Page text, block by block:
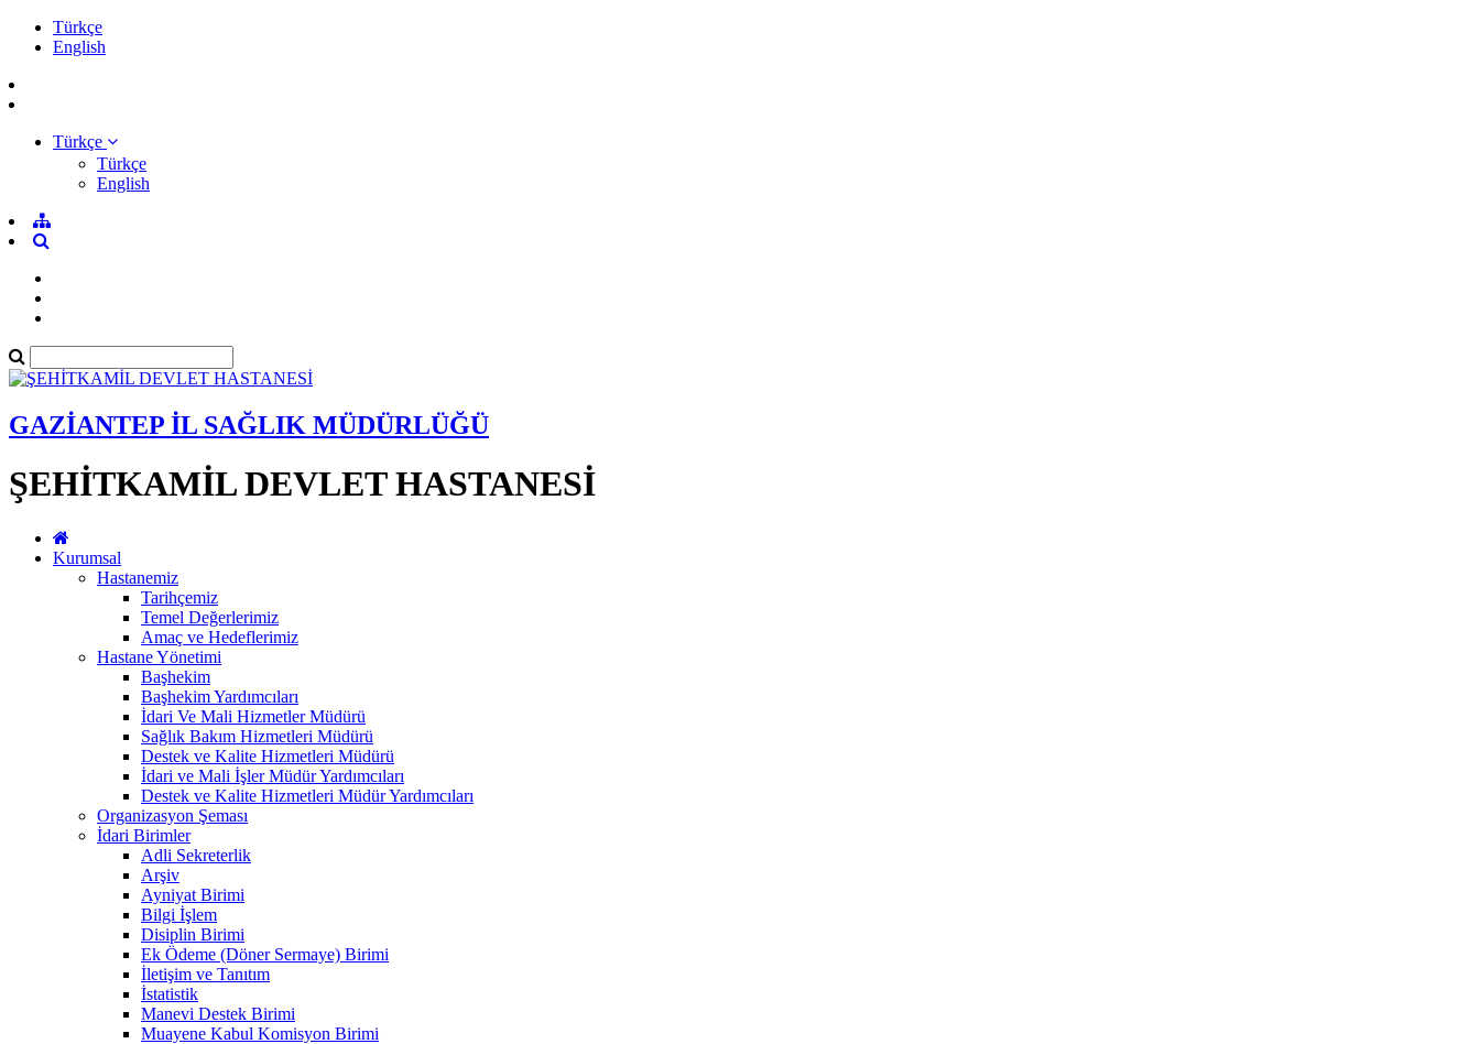
Türkçe
English
Türkçe
Türkçe
English
GAZİANTEP İL SAĞLIK MÜDÜRLÜĞÜ
ŞEHİTKAMİL DEVLET HASTANESİ
Kurumsal
Hastanemiz
Tarihçemiz
Temel Değerlerimiz
Amaç ve Hedeflerimiz
Hastane Yönetimi
Başhekim
Başhekim Yardımcıları
İdari Ve Mali Hizmetler Müdürü
Sağlık Bakım Hizmetleri Müdürü
Destek ve Kalite Hizmetleri Müdürü
İdari ve Mali İşler Müdür Yardımcıları
Destek ve Kalite Hizmetleri Müdür Yardımcıları
Organizasyon Şeması
İdari Birimler
Adli Sekreterlik
Arşiv
Ayniyat Birimi
Bilgi İşlem
Disiplin Birimi
Ek Ödeme (Döner Sermaye) Birimi
İletişim ve Tanıtım
İstatistik
Manevi Destek Birimi
Muayene Kabul Komisyon Birimi